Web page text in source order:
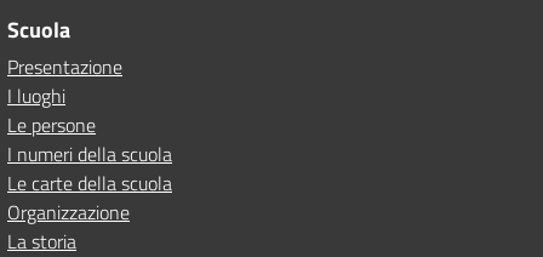
Scuola
Presentazione
I luoghi
Le persone
I numeri della scuola
Le carte della scuola
Organizzazione
La storia